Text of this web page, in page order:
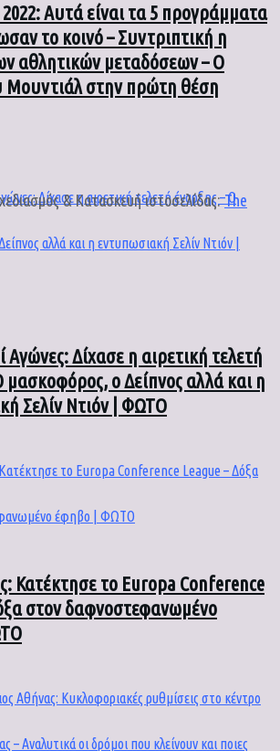
Αυτά είναι τα 5 προγράμματα
το κοινό – Συντριπτική η
αθλητικών μεταδόσεων – Ο
Μουντιάλ στην πρώτη θέση
Αγώνες: Δίχασε η αιρετική τελετή
μασκοφόρος, ο Δείπνος αλλά και η
Σελίν Ντιόν | ΦΩΤΟ
Κατέκτησε το Europa Conference
στον δαφνοστεφανωμένο
& Κατασκευή ιστοσελίδας:The